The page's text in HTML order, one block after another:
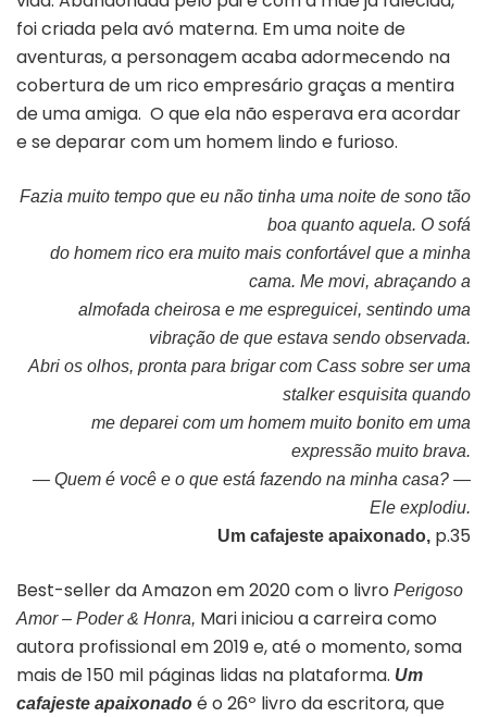
foi criada pela avó materna. Em uma noite de
aventuras, a personagem acaba adormecendo na
cobertura de um rico empresário graças a mentira
de uma amiga. O que ela não esperava era acordar
e se deparar com um homem lindo e furioso.
Fazia muito tempo que eu não tinha uma noite de sono tão
boa quanto aquela. O sofá
do homem rico era muito mais confortável que a minha
cama. Me movi, abraçando a
almofada cheirosa e me espreguicei, sentindo uma
vibração de que estava sendo observada.
Abri os olhos, pronta para brigar com Cass sobre ser uma
stalker esquisita quando
me deparei com um homem muito bonito em uma
expressão muito brava.
— Quem é você e o que está fazendo na minha casa? —
Ele explodiu.
Um cafajeste apaixonado, p.35
Best-seller da Amazon em 2020 com o livro Perigoso
Amor – Poder & Honra, Mari iniciou a carreira como
autora profissional em 2019 e, até o momento, soma
mais de 150 mil páginas lidas na plataforma. Um
cafajeste apaixonado é o 26º livro da escritora, que